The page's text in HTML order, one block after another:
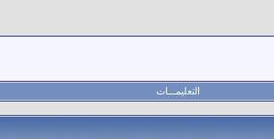
التعليمـــات